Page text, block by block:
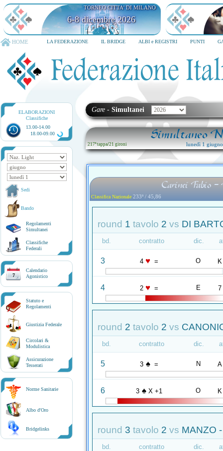
TORNEO CITTA' DI MILANO
6-8 dicembre 2026
HOME LA FEDERAZIONE IL BRIDGE ALBI e REGISTRI PUNTI
ELABORAZIONI
Classifiche
13.00-14.00
18.00-09.00
Sedi
Bando
Regolamenti
Simultanei
Classifiche
Federali
7
Calendario
Agonistico
Statuto e
Regolamenti
Giustizia Federale
Circolari &
Modulistica
Assicurazione
Tesserati
Norme Sanitarie
Albo d'Oro
Bridgelinks
Gare - Simultanei
Simultaneo
217ª tappa/21 gironi lunedì 1
Carinci Fabio
Classifica Nazionale 233ª / 45,86
round 1 tavolo 2 vs DI
bd. contratto dic.
3 4 ♥ = O K
4 2 ♥ = E 7
round 2 tavolo 2 vs
bd. contratto dic.
5 3 ♠ = N A
6 3 ♠ X +1 O K
round 3 tavolo 2 vs MANZO
bd. contratto dic.